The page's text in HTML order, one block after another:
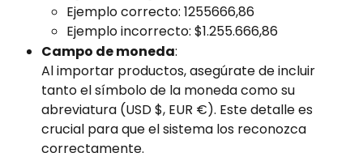
Ejemplo correcto: 1255666,86
Ejemplo incorrecto: $1.255.666,86
Campo de moneda:
Al importar productos, asegúrate de incluir
tanto el símbolo de la moneda como su
abreviatura (USD $, EUR €). Este detalle es
crucial para que el sistema los reconozca
correctamente.